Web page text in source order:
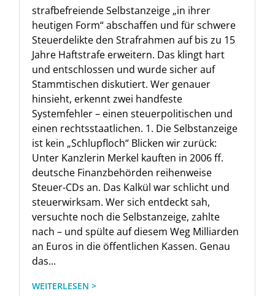
strafbefreiende Selbstanzeige „in ihrer
heutigen Form“ abschaffen und für schwere
Steuerdelikte den Strafrahmen auf bis zu 15
Jahre Haftstrafe erweitern. Das klingt hart
und entschlossen und wurde sicher auf
Stammtischen diskutiert. Wer genauer
hinsieht, erkennt zwei handfeste
Systemfehler – einen steuerpolitischen und
einen rechtsstaatlichen. 1. Die Selbstanzeige
ist kein „Schlupfloch“ Blicken wir zurück:
Unter Kanzlerin Merkel kauften in 2006 ff.
deutsche Finanzbehörden reihenweise
Steuer-CDs an. Das Kalkül war schlicht und
steuerwirksam. Wer sich entdeckt sah,
versuchte noch die Selbstanzeige, zahlte
nach – und spülte auf diesem Weg Milliarden
an Euros in die öffentlichen Kassen. Genau
das...
WEITERLESEN >